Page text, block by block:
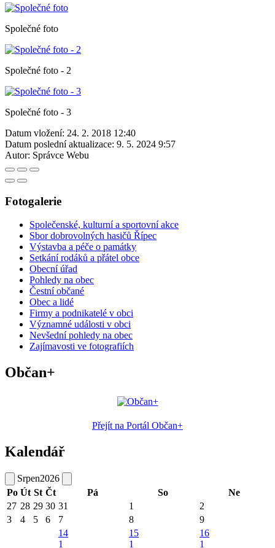
Společné foto
Společné foto - 2
Společné foto - 3
Datum vložení: 24. 2. 2018 12:40
Datum poslední aktualizace: 9. 5. 2024 9:57
Autor: Správce Webu
Fotogalerie
Společenské, kulturní a sportovní akce
Sbor dobrovolných hasičů Řípec
Výstavba a péče o památky
Setkání rodáků a přátel obce
Obecní úřad
Pohledy na obec
Čestní občané
Obec a lidé
Firmy a podnikatelé v obci
Významné události v obci
Nevšední pohledy na obec
Zajímavosti ve fotografiích
Občan+
Přejít na Portál Občan+
Kalendář
Srpen2026
Po Út St Čt Pá So
Ne
27 28 29 30 31 1
2
3
4 5 6 7 8
9
14
1
15
1
16
1